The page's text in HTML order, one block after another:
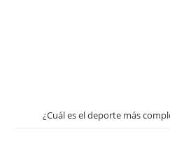
¿Cuál es el deporte más